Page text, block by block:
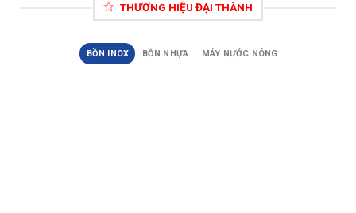
THƯƠNG HIỆU ĐẠI THÀNH
BỒN INOX BỒN NHỰA MÁY NƯỚC NÓNG